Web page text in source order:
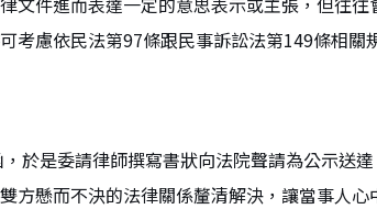
考慮依民法第97條跟民事訴訟法第149條相關
於是委請律師撰寫書狀向法院聲請為公示送
方懸而不決的法律關係釐清解決，讓當事人心